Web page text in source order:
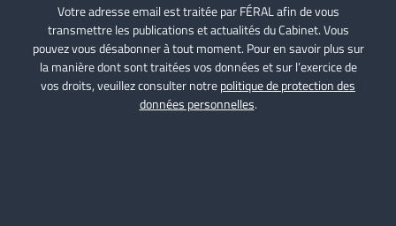
Votre adresse email est traitée par FÉRAL afin de vous
transmettre les publications et actualités du Cabinet. Vous
pouvez vous désabonner à tout moment. Pour en savoir plus sur
la manière dont sont traitées vos données et sur l’exercice de
vos droits, veuillez consulter notrepolitique de protection des
données personnelles.